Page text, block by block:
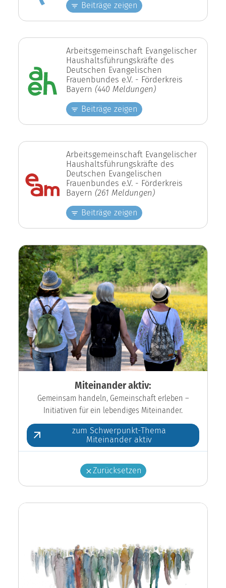
Beiträge zeigen
Arbeitsgemeinschaft Evangelischer
Haushaltsführungskräfte des
Deutschen Evangelischen
Frauenbundes e.V. - Förderkreis
Bayern (440 Meldungen)
Beiträge zeigen
Arbeitsgemeinschaft Evangelischer
Haushaltsführungskräfte des
Deutschen Evangelischen
Frauenbundes e.V. - Förderkreis
Bayern (261 Meldungen)
Beiträge zeigen
Miteinander aktiv:
Gemeinsam handeln, Gemeinschaft erleben –
Initiativen für ein lebendiges Miteinander.
zum Schwerpunkt-Thema
Miteinander aktiv
Zurücksetzen